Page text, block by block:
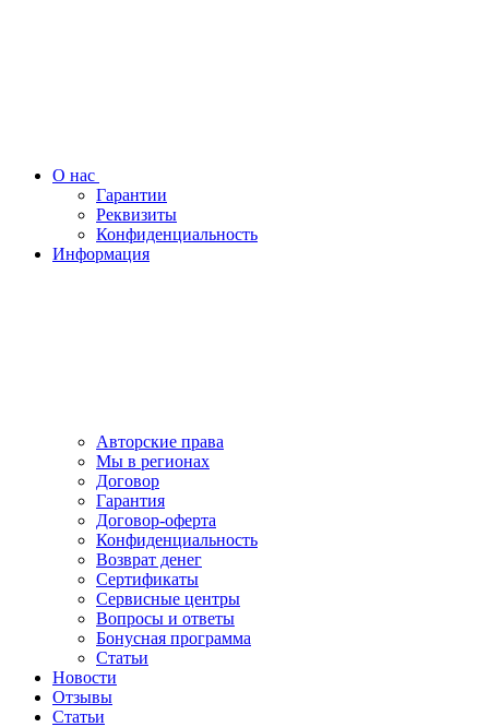
О нас
Гарантии
Реквизиты
Конфиденциальность
Информация
Авторские права
Мы в регионах
Договор
Гарантия
Договор-оферта
Конфиденциальность
Возврат денег
Сертификаты
Сервисные центры
Вопросы и ответы
Бонусная программа
Статьи
Новости
Отзывы
Статьи